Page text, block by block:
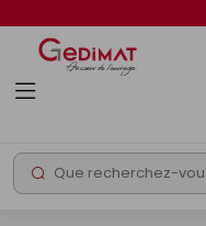
Rechercher